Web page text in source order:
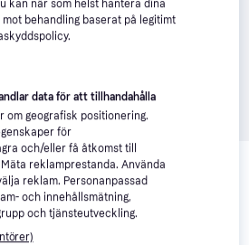
av produkter som kanske skulle
kan när som helst hantera dina
behandling baserat på legitimt
data för att tillhandahålla
om geografisk positionering.
för
och/eller få åtkomst till
reklamprestanda. Använda
reklam. Personanpassad
och innehållsmätning,
och tjänsteutveckling.